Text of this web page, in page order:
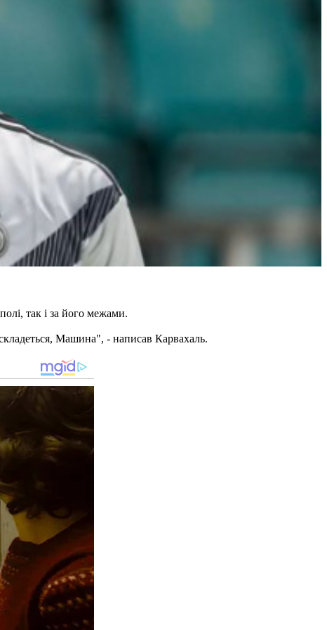
так і за його межами.
Машина", - написав Карвахаль.